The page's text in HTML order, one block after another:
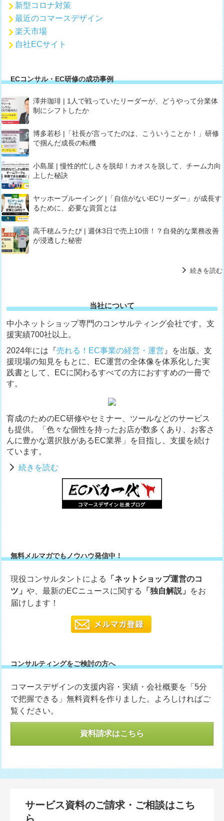
新型コロナ対策
最近のコマースデザイン
楽天市場
自社ECサイト
ECコンサル・EC研修の成功事例
澤井珈琲 | 1人で戦っていたリーダーが、どうやって分業体
制にシフトしたか
博多若杉 |「社長が言ってたのは、こういうことか！」研修
で掴んだ成長の転機
小島屋 | 慢性的忙しさを脱却！カオスを脱して、チーム力向
上した秘訣
ヤッホーブルーイング |「自信がないECリーダー」が成長す
るために、必要な資質とは
高千穂ムラたび | 週休3日で売上10倍！？自発的な業務改善
が浸透した秘密
続きを読む
当社について
中小ネットショップ専門のコンサルティング会社です。支
援実績700社以上。
2024年には『売れる！EC事業の経営・運営 』を出版。支
援現場の知見をもとに、EC運営の全体像を体系化した実
践書として、ECに関わるすべての方におすすめの一冊で
す。
育成のためのEC研修やセミナー、ツールなどのサービス
も提供。「色々な個性を持ったお店が数多くあり、お客さ
んに豊かな選択肢があるEC業界」を目指し、支援を続け
ています。
続きを読む
無料メルマガでもノウハウ発信中！
現役コンサルタントによる
「ネットショップ運営のコ
ツ」や、最新のECニュースに関する 「独自解説」 をお
届けします！
コンサルティングをご検討の方へ
コマースデザインの支援内容・実績・会社概要を「5分
で把握できる」無料資料を作りました。よろしければご
覧ください。
資料請求はこちら
サービス資料のご請求・ご相談はこち
ら